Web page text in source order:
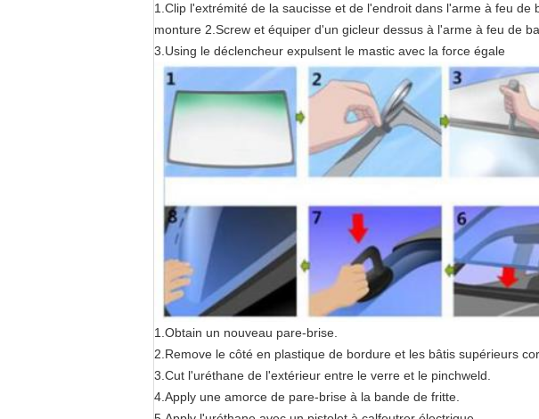
1.Clip l'extrémité de la saucisse et de l'endroit dans l'arme à feu de
monture 2.Screw et équiper d'un gicleur dessus à l'arme à feu de
3.Using le déclencheur expulsent le mastic avec la force égale
1.Obtain un nouveau pare-brise.
2.Remove le côté en plastique de bordure et les bâtis supérieurs
3.Cut l'uréthane de l'extérieur entre le verre et le pinchweld.
4.Apply une amorce de pare-brise à la bande de fritte.